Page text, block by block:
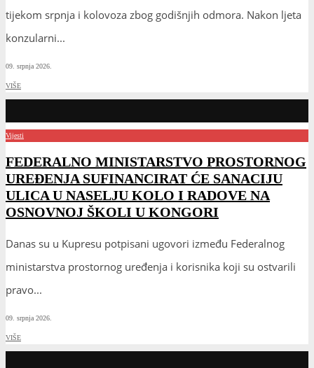
tijekom srpnja i kolovoza zbog godišnjih odmora. Nakon ljeta
konzularni...
09. srpnja 2026.
VIŠE
Vijesti
FEDERALNO MINISTARSTVO PROSTORNOG
UREĐENJA SUFINANCIRAT ĆE SANACIJU
ULICA U NASELJU KOLO I RADOVE NA
OSNOVNOJ ŠKOLI U KONGORI
Danas su u Kupresu potpisani ugovori između Federalnog
ministarstva prostornog uređenja i korisnika koji su ostvarili
pravo...
09. srpnja 2026.
VIŠE